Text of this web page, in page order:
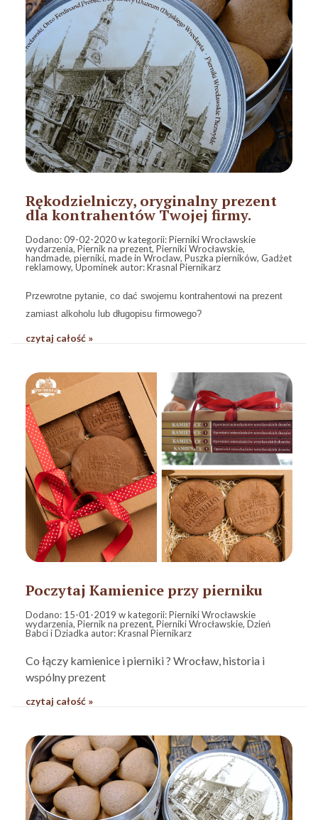
Rękodzielniczy, oryginalny prezent
dla kontrahentów Twojej firmy.
Dodano:09-02-2020w kategorii:Pierniki Wrocławskie
wydarzenia, Piernik na prezent, Pierniki Wrocławskie,
handmade, pierniki, made in Wroclaw, Puszka pierników, Gadżet
reklamowy, Upominek autor:Krasnal Piernikarz
Przewrotne pytanie, co dać swojemu kontrahentowi na prezent
zamiast alkoholu lub długopisu firmowego?
czytaj całość »
Poczytaj Kamienice przy pierniku
Dodano: 15-01-2019 w kategorii:Pierniki Wrocławskie
wydarzenia, Piernik na prezent, Pierniki Wrocławskie, Dzień
Babci i Dziadka autor:Krasnal Piernikarz
Co łączy kamienice i pierniki ? Wrocław, historia i
wspólny prezent
czytaj całość »